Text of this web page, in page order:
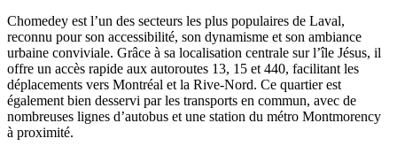
Chomedey est l’un des secteurs les plus populaires de Laval,
reconnu pour son accessibilité, son dynamisme et son ambiance
urbaine conviviale. Grâce à sa localisation centrale sur l’île Jésus, il
offre un accès rapide aux autoroutes 13, 15 et 440, facilitant les
déplacements vers Montréal et la Rive-Nord. Ce quartier est
également bien desservi par les transports en commun, avec de
nombreuses lignes d’autobus et une station du métro Montmorency
à proximité.